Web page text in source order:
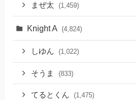
まぜ太 (1,459)
Knight A (4,824)
しゆん (1,022)
そうま (833)
てるとくん (1,475)